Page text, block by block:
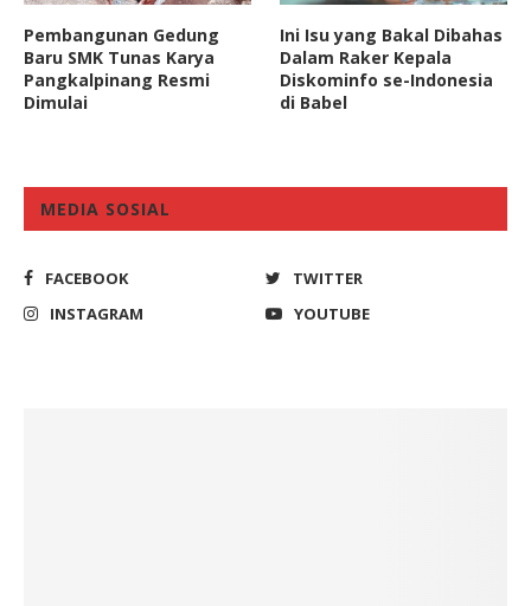
Pembangunan Gedung
Baru SMK Tunas Karya
Pangkalpinang Resmi
Dimulai
Ini Isu yang Bakal Dibahas
Dalam Raker Kepala
Diskominfo se-Indonesia
di Babel
MEDIA SOSIAL
FACEBOOK
TWITTER
INSTAGRAM
YOUTUBE